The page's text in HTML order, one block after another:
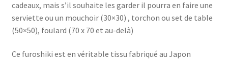
cadeaux, mais s’il souhaite les garder il pourra en faire une
serviette ou un mouchoir (30×30) , torchon ou set de table
(50×50), foulard (70 x 70 et au-delà)
Ce furoshiki est en véritable tissu fabriqué au Japon